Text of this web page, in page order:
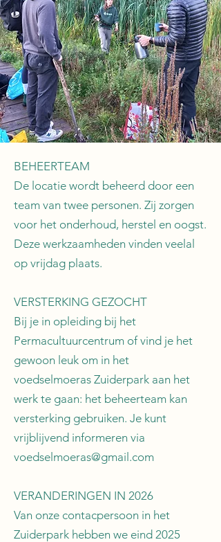
BEHEERTEAM
De locatie wordt beheerd door een
team van twee personen. Zij zorgen
voor het onderhoud, herstel en oogst.
Deze werkzaamheden vinden veelal
op vrijdag plaats.
VERSTERKING GEZOCHT
Bij je in opleiding bij het
Permacultuurcentrum of vind je het
gewoon leuk om in het
voedselmoeras Zuiderpark aan het
werk te gaan: het beheerteam kan
versterking gebruiken. Je kunt
vrijblijvend informeren via
voedselmoeras@gmail.com
VERANDERINGEN IN 2026
Van onze contacpersoon in het
Zuiderpark hebben we eind 2025